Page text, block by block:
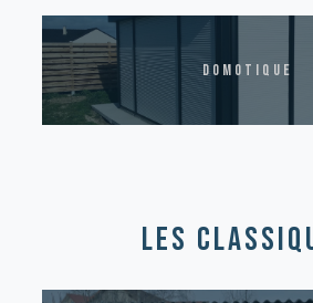
domotique
les